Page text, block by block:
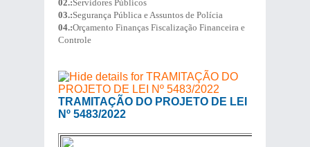
02.:Servidores Públicos
03.:Segurança Pública e Assuntos de Polícia
04.:Orçamento Finanças Fiscalização Financeira e
Controle
TRAMITAÇÃO DO PROJETO DE LEI
Nº 5483/2022